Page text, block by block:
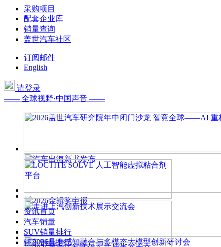
采购项目
配套企业库
销量查询
盖世汽车社区
订阅邮件
English
请登录
—— 全球视野·中国声音 ——
资讯首页
汽车销量
SUV销量排行
轿车销量排行